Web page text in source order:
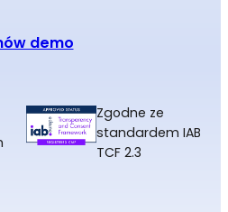
demo
Zgodne ze
standardem IAB
TCF 2.3